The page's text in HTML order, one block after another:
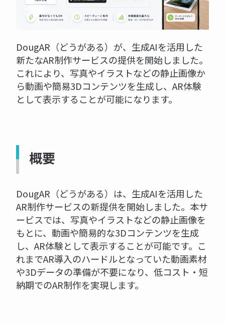
DougAR（どうがある）が、生成AIを活用した
新たなAR制作サービスの提供を開始しました。
これにより、写真やイラストなどの静止画像か
ら動画や簡易3Dコンテンツを生成し、AR体験
として表示することが可能になります。
概要
DougAR（どうがある）は、生成AIを活用した
AR制作サービスの新提供を開始しました。本サ
ービスでは、写真やイラストなどの静止画像を
もとに、動画や簡易的な3Dコンテンツを生成
し、AR体験として表示することが可能です。こ
れまでAR導入のハードルとなっていた動画素材
や3Dデータの準備が不要になり、低コスト・短
納期でのAR制作を実現します。